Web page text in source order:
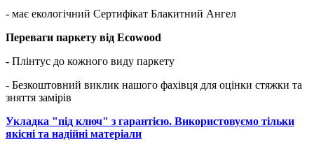
- має екологічний Сертифікат Блакитний Ангел
Переваги паркету від Ecowood
- Плінтус до кожного виду паркету
- Безкоштовний виклик нашого фахівця для оцінки стяжки та
зняття замірів
Укладка "під ключ" з гарантією. Використовуємо тільки
якісні та надійні матеріали